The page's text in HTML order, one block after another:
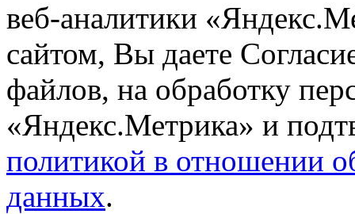
веб-аналитики
сайтом, Вы даете
файлов, на обработку
«Яндекс.Метрика» и
политикой в отношении
данных.